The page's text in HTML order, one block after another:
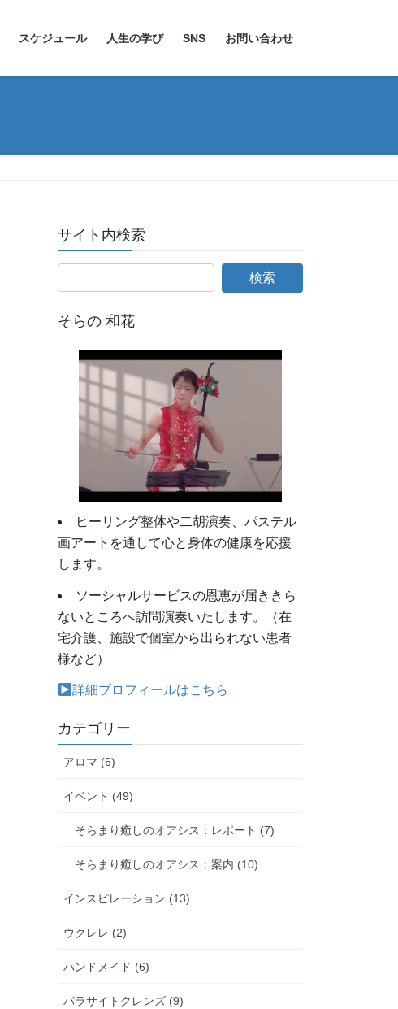
スケジュール 人生の学び SNS お問い合わせ
サイト内検索
そらの 和花
ヒーリング整体や二胡演奏、パステル
画アートを通して心と身体の健康を応援
します。
ソーシャルサービスの恩恵が届ききら
ないところへ訪問演奏いたします。（在
宅介護、施設で個室から出られない患者
様など）
詳細プロフィールはこちら
カテゴリー
アロマ (6)
イベント (49)
そらまり癒しのオアシス：レポート (7)
そらまり癒しのオアシス：案内 (10)
インスピレーション (13)
ウクレレ (2)
ハンドメイド (6)
パラサイトクレンズ (9)